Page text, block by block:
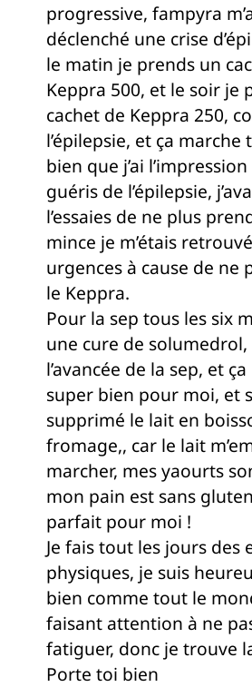
progressive, fampyra
déclenché une crise
le matin je prends un
Keppra 500, et le soir je
cachet de Keppra 250,
l’épilepsie, et ça
bien que j’ai l’impression
guéris de l’épilepsie,
l’essaies de ne plus
mince je m’étais
urgences à cause de ne
le Keppra.
Pour la sep tous les six
une cure de
l’avancée de la sep, et
super bien pour moi, et
supprimé le lait en
fromage,, car le lait
marcher, mes yaourts
mon pain est sans
parfait pour moi !
Je fais tout les jours des
physiques, je suis
bien comme tout le
faisant attention à ne
fatiguer, donc je trouve
Porte toi bien